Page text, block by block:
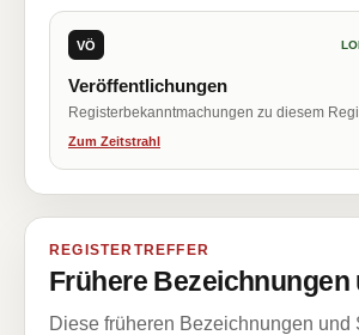
VÖ
Veröffentlichungen
Registerbekanntmachungen zu diesem
Zum Zeitstrahl
REGISTERTREFFER
Frühere Bezeichnungen
Diese früheren Bezeichnungen und